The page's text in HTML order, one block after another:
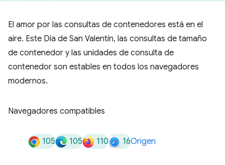
El amor por las consultas de contenedores está en el
aire. Este Día de San Valentín, las consultas de tamaño
de contenedor y las unidades de consulta de
contenedor son estables en todos los navegadores
modernos.
Navegadores compatibles
105 105 110 16Origen